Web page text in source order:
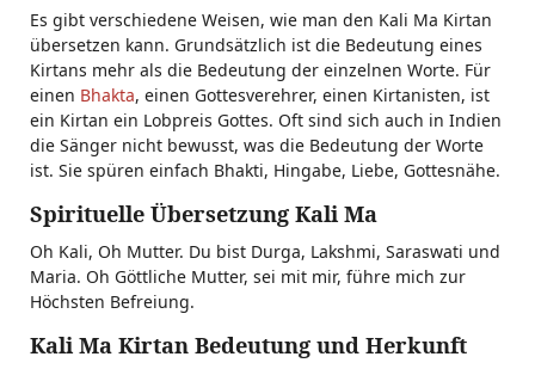
Es gibt verschiedene Weisen, wie man den Kali Ma Kirtan
übersetzen kann. Grundsätzlich ist die Bedeutung eines
Kirtans mehr als die Bedeutung der einzelnen Worte. Für
einen Bhakta, einen Gottesverehrer, einen Kirtanisten, ist
ein Kirtan ein Lobpreis Gottes. Oft sind sich auch in Indien
die Sänger nicht bewusst, was die Bedeutung der Worte
ist. Sie spüren einfach Bhakti, Hingabe, Liebe, Gottesnähe.
Spirituelle Übersetzung Kali Ma
Oh Kali, Oh Mutter. Du bist Durga, Lakshmi, Saraswati und
Maria. Oh Göttliche Mutter, sei mit mir, führe mich zur
Höchsten Befreiung.
Kali Ma Kirtan Bedeutung und Herkunft